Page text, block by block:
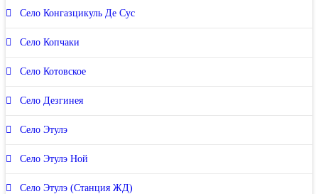
Село Конгазцикуль Де Сус
Село Копчаки
Село Котовское
Село Дезгинея
Село Этулэ
Село Этулэ Ной
Село Этулэ (Станция ЖД)